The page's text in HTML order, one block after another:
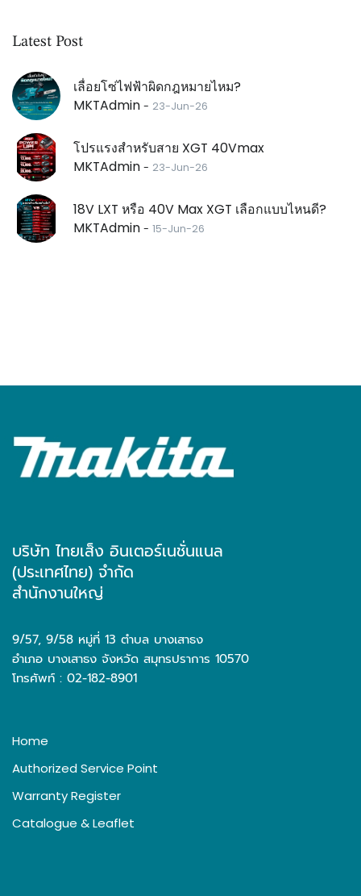
Latest Post
เลื่อยโซ่ไฟฟ้าผิดกฎหมายไหม?
MKTAdmin - 23-Jun-26
โปรแรงสำหรับสาย XGT 40Vmax
MKTAdmin - 23-Jun-26
18V LXT หรือ 40V Max XGT เลือกแบบไหนดี?
MKTAdmin - 15-Jun-26
บริษัท ไทยเส็ง อินเตอร์เนชั่นแนล
(ประเทศไทย) จำกัด
สำนักงานใหญ่
9/57, 9/58 หมู่ที่ 13 ตำบล บางเสาธง
อำเภอ บางเสาธง จังหวัด สมุทรปราการ 10570
โทรศัพท์ : 02-182-8901
Home
Authorized Service Point
Warranty Register
Catalogue & Leaflet